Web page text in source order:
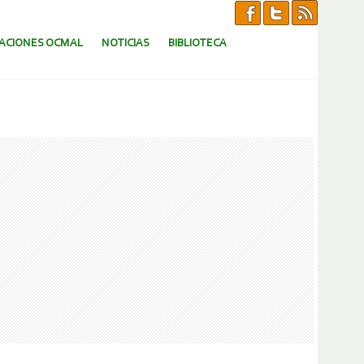
OCMAL NOTICIAS BIBLIOTECA